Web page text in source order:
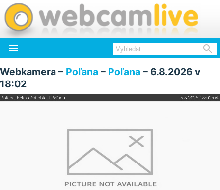
 
Webkamera – Poľana – Poľana – 6.8.2026 v
18:02